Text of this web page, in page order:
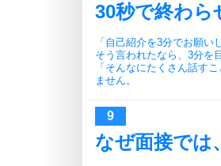
30秒で終わら
「自己紹介を3分でお願い
そう言われたなら、3分を
「そんなにたくさん話す
ません。
なぜ面接では